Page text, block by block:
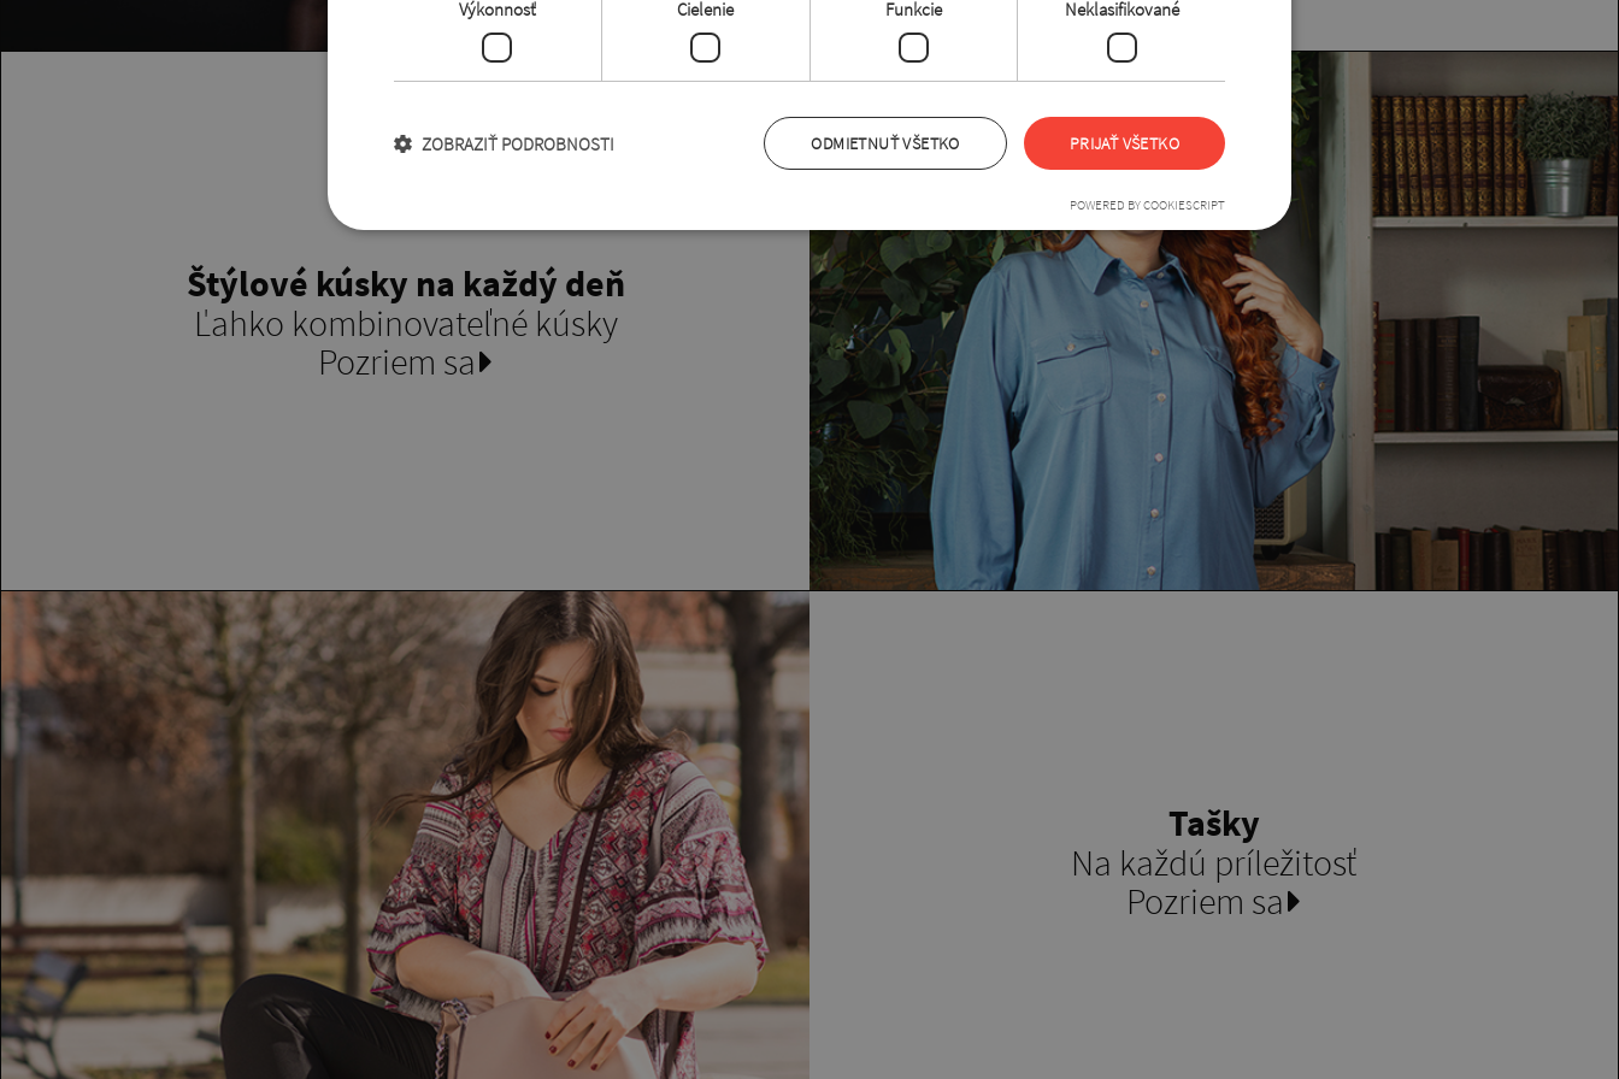
Štýlové kúsky na každý deň
Ľahko kombinovateľné kúsky
Pozriem sa
Tašky
Na každú príležitosť
Pozriem sa
Výkonnosť Cielenie Funkcie Neklasifikované
PRIJAŤ VŠETKO
ODMIETNUŤ VŠETKO
ZOBRAZIŤ PODROBNOSTI
POWERED BY COOKIESCRIPT